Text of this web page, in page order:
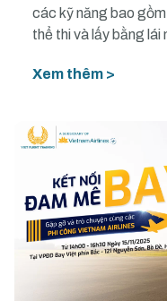
các kỹ năng bao
thể thi và lấy bằng lái
Xem thêm >